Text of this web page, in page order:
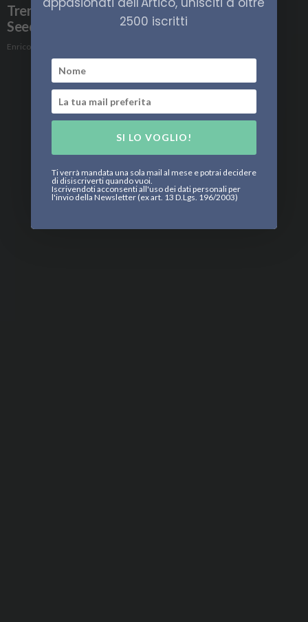
Trentamila nuovi semi nello Svalbard Global
Seed Vault
Enrico Peschiera
2500 iscritti
SI LO VOGLIO!
Ti verrà mandata una sola mail al mese e potrai decidere
di disiscriverti quando vuoi.
Iscrivendoti acconsenti all'uso dei dati personali per
l'invio della Newsletter (ex art. 13 D.Lgs. 196/2003)